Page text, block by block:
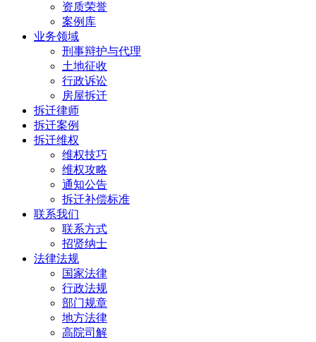
资质荣誉
案例库
业务领域
刑事辩护与代理
土地征收
行政诉讼
房屋拆迁
拆迁律师
拆迁案例
拆迁维权
维权技巧
维权攻略
通知公告
拆迁补偿标准
联系我们
联系方式
招贤纳士
法律法规
国家法律
行政法规
部门规章
地方法律
高院司解